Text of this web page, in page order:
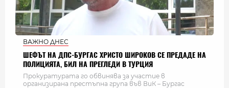
ВАЖНО ДНЕС
ШЕФЪТ НА ДПС-БУРГАС ХРИСТО ШИРОКОВ СЕ ПРЕДАДЕ НА
ПОЛИЦИЯТА, БИЛ НА ПРЕГЛЕДИ В ТУРЦИЯ
Прокуратурата го обвинява за участие в
организирана престъпна група във ВиК – Бургас